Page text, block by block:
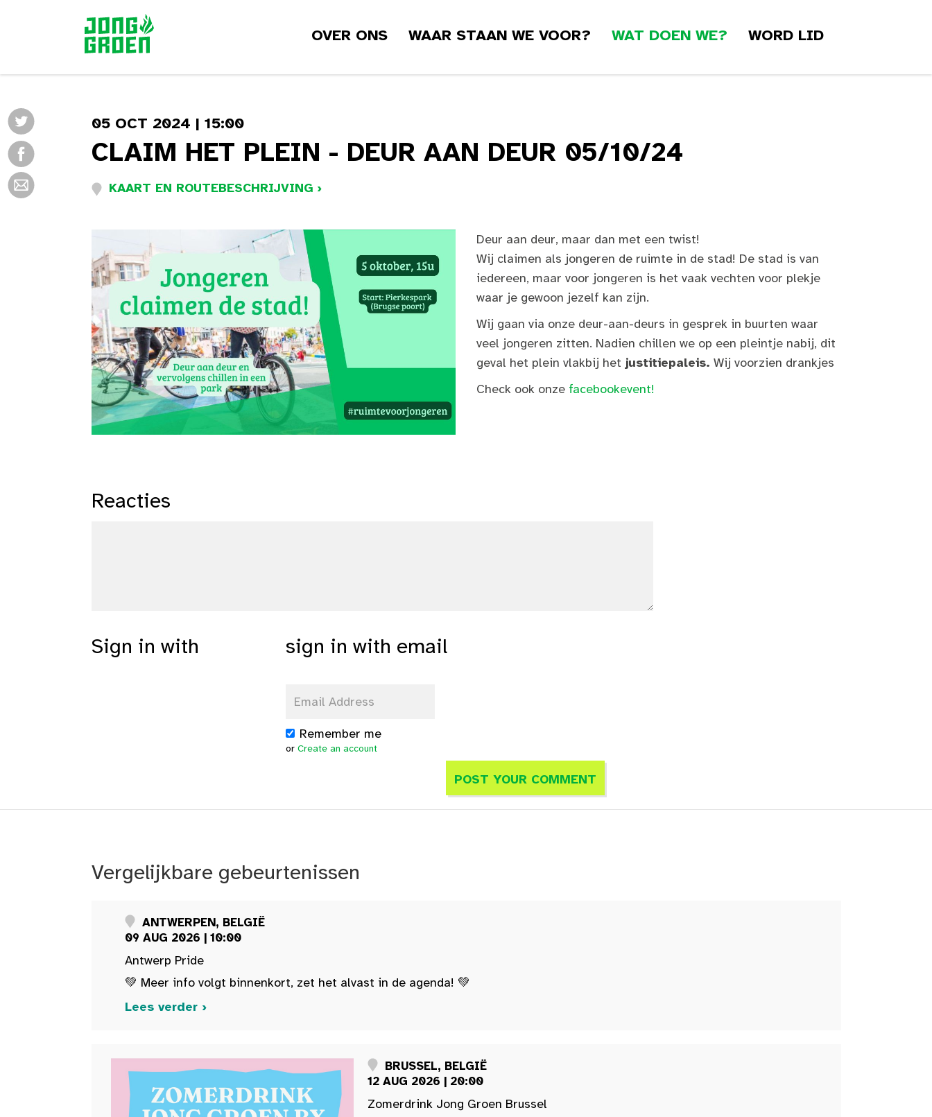
OVER ONS WAAR STAAN WE VOOR? WAT DOEN WE? WORD LID
05 OCT 2024 | 15:00
CLAIM HET PLEIN - DEUR AAN DEUR 05/10/24
KAART EN ROUTEBESCHRIJVING ›
Deur aan deur, maar dan met een twist!
Wij claimen als jongeren de ruimte in de stad! De stad is van
iedereen, maar voor jongeren is het vaak vechten voor plekje
waar je gewoon jezelf kan zijn.
Wij gaan via onze deur-aan-deurs in gesprek in buurten waar
veel jongeren zitten. Nadien chillen we op een pleintje nabij, dit
geval het plein vlakbij het justitiepaleis. Wij voorzien drankjes
Check ook onze facebookevent!
Reacties
Sign in with sign in with email
Remember me
or Create an account
Vergelijkbare gebeurtenissen
ANTWERPEN, BELGIË
09 AUG 2026 | 10:00
Antwerp Pride
💚 Meer info volgt binnenkort, zet het alvast in de agenda! 💚
Lees verder ›
BRUSSEL, BELGIË
12 AUG 2026 | 20:00
Zomerdrink Jong Groen Brussel